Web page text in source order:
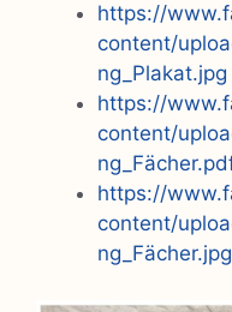
https://
content/
ng_Plakat.jpg
https://
content/
https://
content/
ng_Fächer.jpg